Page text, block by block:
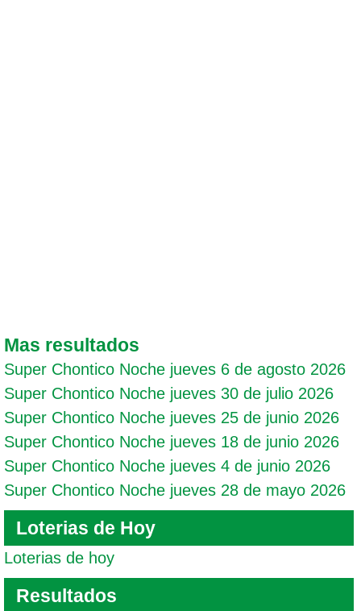
Mas resultados
Super Chontico Noche jueves 6 de agosto 2026
Super Chontico Noche jueves 30 de julio 2026
Super Chontico Noche jueves 25 de junio 2026
Super Chontico Noche jueves 18 de junio 2026
Super Chontico Noche jueves 4 de junio 2026
Super Chontico Noche jueves 28 de mayo 2026
Loterias de Hoy
Loterias de hoy
Resultados